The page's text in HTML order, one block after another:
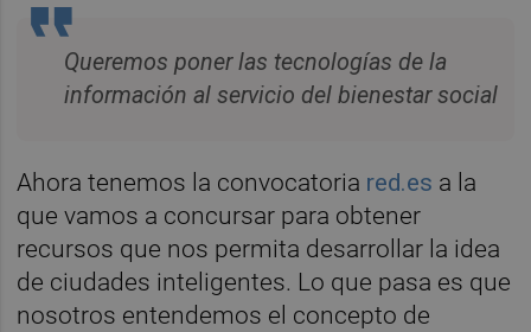
Queremos poner las tecnologías de la
información al servicio del bienestar social
Ahora tenemos la convocatoria red.es a la
que vamos a concursar para obtener
recursos que nos permita desarrollar la idea
de ciudades inteligentes. Lo que pasa es que
nosotros entendemos el concepto de